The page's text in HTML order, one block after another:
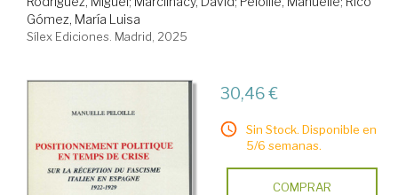
Gómez, María Luisa
Sílex Ediciones. Madrid, 2025
30,46 €
Sin Stock. Disponible en
5/6 semanas.
COMPRAR